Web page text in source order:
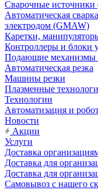
Сварочные источники
Автоматическая
электродом (GMAW)
Каретки,
Контроллеры и блоки
Подающие механизмы
Автоматическая резка
Машины резки
Плазменные
Технологии
Автоматизация и
Новости
Акции
Услуги
Доставка
Доставка для
Доставка для
Самовывоз с нашего